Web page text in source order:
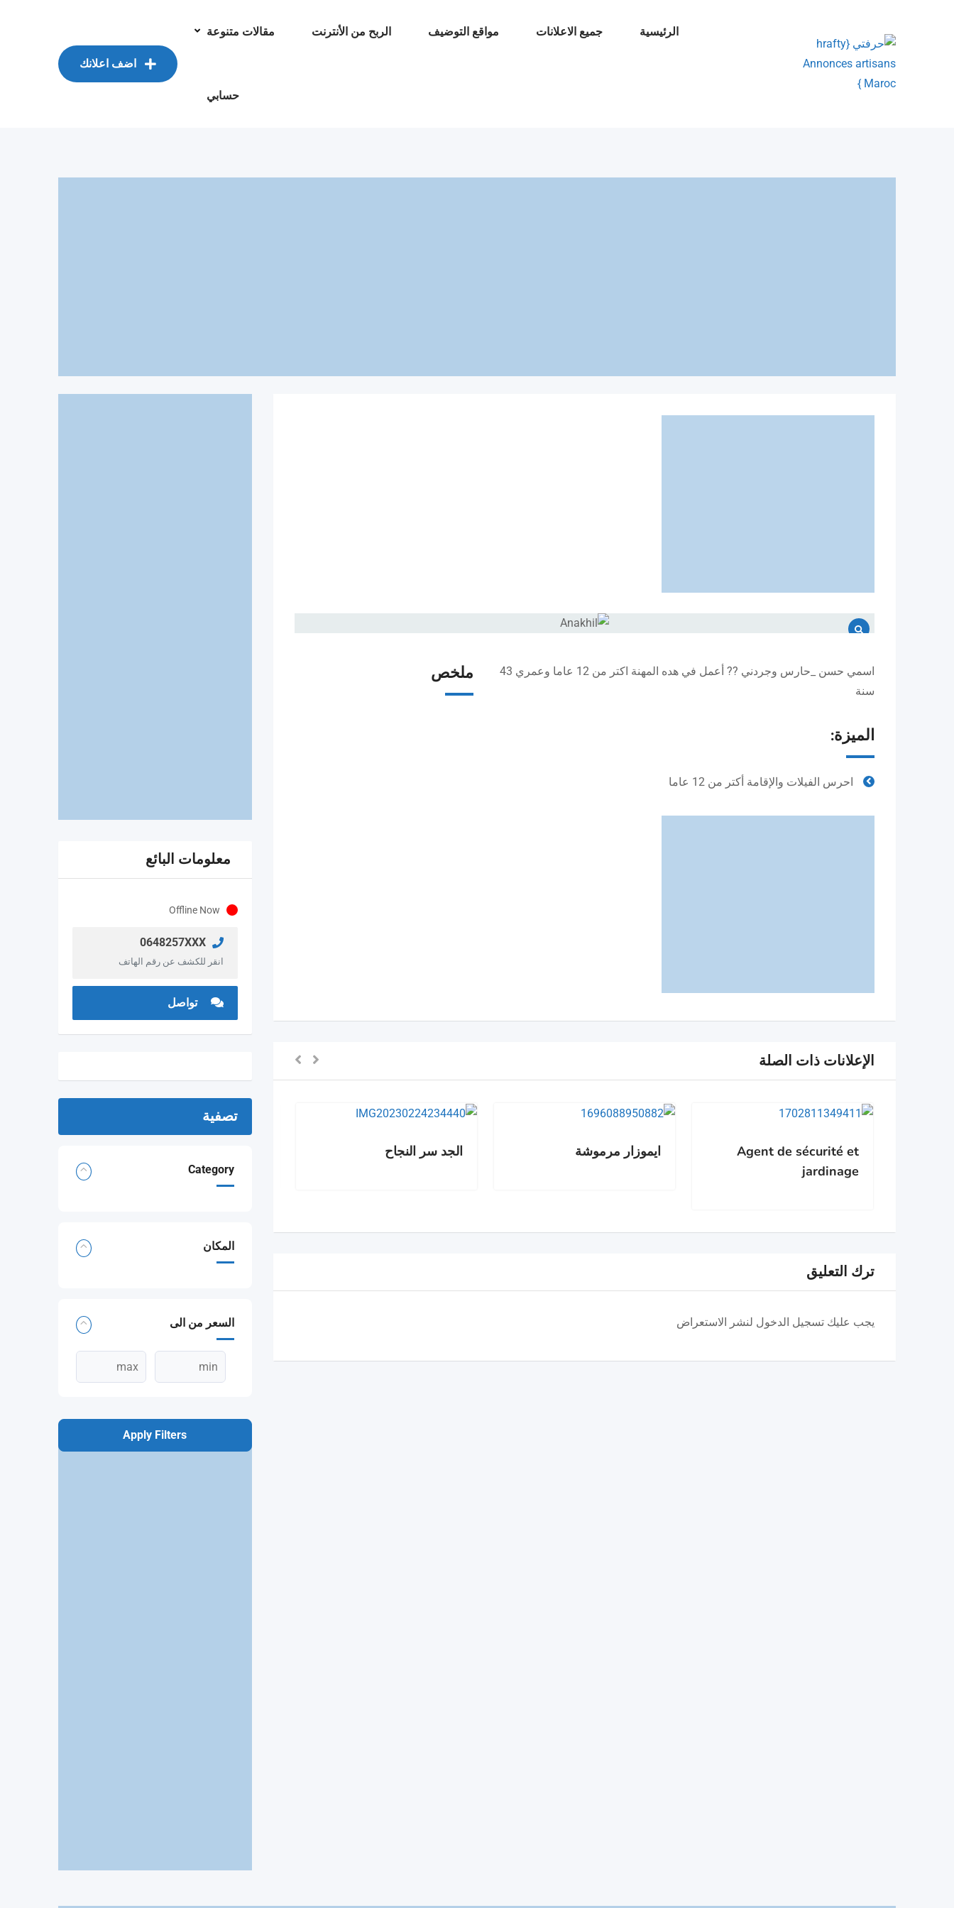
اضف اعلانك
الرئيسية جميع الاعلانات مواقع التوضيف الربح من الأنترنت مقالات متنوعة
حسابي
اسمي حسن _حارس وجردني ?? أعمل في هده المهنة اكتر من 12 عاما وعمري 43
سنة
ملخص
الميزة:
احرس الفيلات والإقامة أكتر من 12 عاما
الإعلانات ذات الصلة
Agent de sécurité et
jardinage
ايموزار مرموشة الجد سر النجاح
ترك التعليق
يجب عليك تسجيل الدخول لنشر الاستعراض
معلومات البائع
Offline Now
0648257XXX
انقر للكشف عن رقم الهاتف
تواصل
تصفية
Category
المكان
السعر من الى
Apply Filters